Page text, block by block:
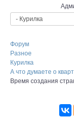
Форум
Разное
Курилка
А что думаете о
Время создания